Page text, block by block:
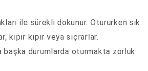
ile sürekli dokunur. Otururken sık
kıpır kıpır veya sıçrarlar.
başka durumlarda oturmakta zorluk